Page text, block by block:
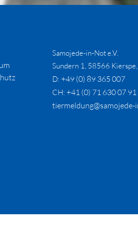
Samojede-in-Not e.V.
Sundern 1, 58566
D: +49 (0) 89 365 007
CH: +41 (0) 71 630 07 91